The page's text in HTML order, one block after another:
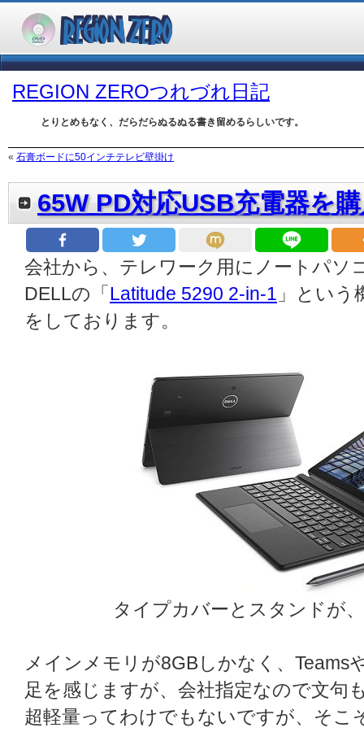
REGION ZEROつれづれ日記
とりとめもなく、だらだらぬるぬる書き留めるらしいです。
« 石膏ボードに50インチテレビ壁掛け
65W PD対応USB充電器を
会社から、テレワーク用にノートパソ
DELLの「Latitude 5290 2-in-1 」という
をしております。
タイプカバーとスタンドが
メインメモリが8GBしかなく、Teams
足を感じますが、会社指定なので文句
超軽量ってわけでもないですが、そこ